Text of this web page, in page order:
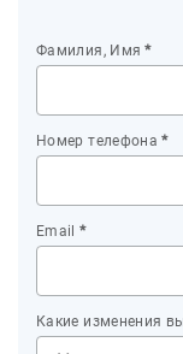
Фамилия, Имя *
Номер телефона *
Email *
Какие изменения